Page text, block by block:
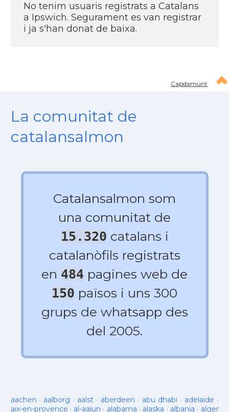
No tenim usuaris registrats a Catalans
a Ipswich. Segurament es van registrar
i ja s'han donat de baixa.
Capdamunt
La comunitat de
catalansalmon
Catalansalmon som
una comunitat de
15.320 catalans i
catalanòfils registrats
en 484 pagines web de
150 països i uns 300
grups de whatsapp des
del 2005.
aachen · aalborg · aalst · aberdeen · abu dhabi · adelaide ·
aix-en-provence · al-aaiun · alabama · alaska · albania · alger